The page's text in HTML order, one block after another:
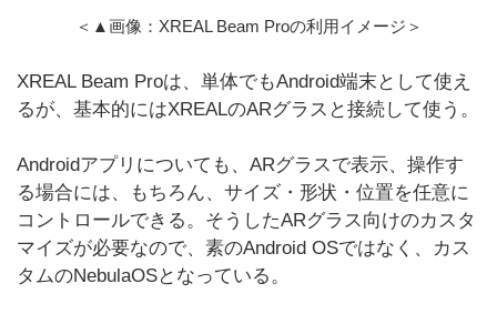
＜▲画像：XREAL Beam Proの利用イメージ＞
XREAL Beam Proは、単体でもAndroid端末として使え
るが、基本的にはXREALのARグラスと接続して使う。
Androidアプリについても、ARグラスで表示、操作す
る場合には、もちろん、サイズ・形状・位置を任意に
コントロールできる。そうしたARグラス向けのカスタ
マイズが必要なので、素のAndroid OSではなく、カス
タムのNebulaOSとなっている。